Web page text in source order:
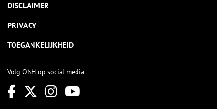
DISCLAIMER
PRIVACY
TOEGANKELIJKHEID
Volg ONH op social media